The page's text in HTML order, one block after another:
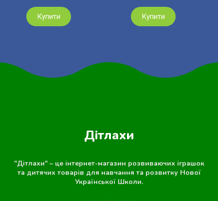
Купити Купити
Дітлахи
"Дітлахи" – це інтернет-магазин розвиваючих іграшок
та дитячих товарів для навчання та розвитку Нової
Української Школи.